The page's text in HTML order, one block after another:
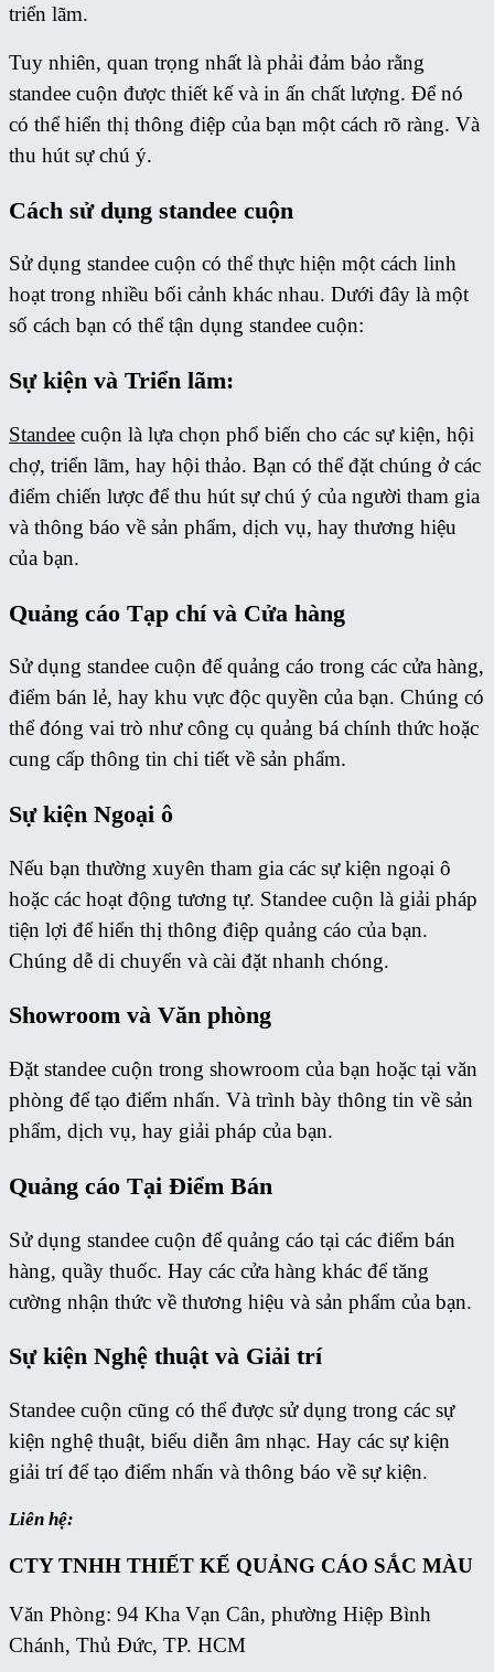
triển lãm.
Tuy nhiên, quan trọng nhất là phải đảm bảo rằng
standee cuộn được thiết kế và in ấn chất lượng. Để nó
có thể hiển thị thông điệp của bạn một cách rõ ràng. Và
thu hút sự chú ý.
Cách sử dụng standee cuộn
Sử dụng standee cuộn có thể thực hiện một cách linh
hoạt trong nhiều bối cảnh khác nhau. Dưới đây là một
số cách bạn có thể tận dụng standee cuộn:
Sự kiện và Triển lãm:
Standee cuộn là lựa chọn phổ biến cho các sự kiện, hội
chợ, triển lãm, hay hội thảo. Bạn có thể đặt chúng ở các
điểm chiến lược để thu hút sự chú ý của người tham gia
và thông báo về sản phẩm, dịch vụ, hay thương hiệu
của bạn.
Quảng cáo Tạp chí và Cửa hàng
Sử dụng standee cuộn để quảng cáo trong các cửa hàng,
điểm bán lẻ, hay khu vực độc quyền của bạn. Chúng có
thể đóng vai trò như công cụ quảng bá chính thức hoặc
cung cấp thông tin chi tiết về sản phẩm.
Sự kiện Ngoại ô
Nếu bạn thường xuyên tham gia các sự kiện ngoại ô
hoặc các hoạt động tương tự. Standee cuộn là giải pháp
tiện lợi để hiển thị thông điệp quảng cáo của bạn.
Chúng dễ di chuyển và cài đặt nhanh chóng.
Showroom và Văn phòng
Đặt standee cuộn trong showroom của bạn hoặc tại văn
phòng để tạo điểm nhấn. Và trình bày thông tin về sản
phẩm, dịch vụ, hay giải pháp của bạn.
Quảng cáo Tại Điểm Bán
Sử dụng standee cuộn để quảng cáo tại các điểm bán
hàng, quầy thuốc. Hay các cửa hàng khác để tăng
cường nhận thức về thương hiệu và sản phẩm của bạn.
Sự kiện Nghệ thuật và Giải trí
Standee cuộn cũng có thể được sử dụng trong các sự
kiện nghệ thuật, biểu diễn âm nhạc. Hay các sự kiện
giải trí để tạo điểm nhấn và thông báo về sự kiện.
Liên hệ:
CTY TNHH THIẾT KẾ QUẢNG CÁO SẮC MÀU
Văn Phòng: 94 Kha Vạn Cân, phường Hiệp Bình
Chánh, Thủ Đức, TP. HCM